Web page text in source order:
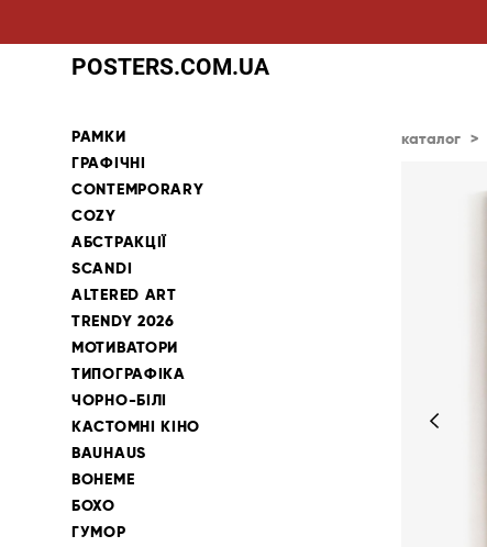
POSTERS.COM.UA
РАМКИ
ГРАФІЧНІ
CONTEMPORARY
COZY
АБСТРАКЦІЇ
SCANDI
ALTERED ART
TRENDY 2026
МОТИВАТОРИ
ТИПОГРАФІКА
ЧОРНО-БІЛІ
КАСТОМНІ КІНО
BAUHAUS
BOHEME
БОХО
ГУМОР
каталог >